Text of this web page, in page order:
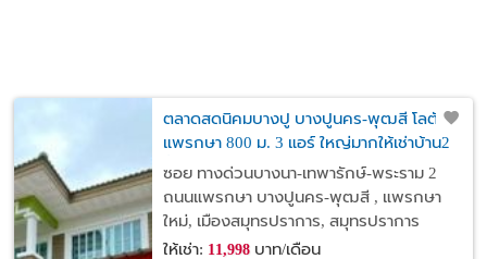
ตลาดสดนิคมบางปู บางปูนคร-พุฒสี โลตัส
แพรกษา 800 ม. 3 แอร์ ใหญ่มากให้เช่าบ้าน2
ชั้นพร้อมสวน และสนามหญ้า 42ตร.วา.น่าอยู่
3 นอน
ซอย ทางด่วนบางนา-เทพารักษ์-พระราม 2
ถนนแพรกษา บางปูนคร-พุฒสี , แพรกษา
ใหม่, เมืองสมุทรปราการ, สมุทรปราการ
ให้เช่า: 11,998บาท/เดือน